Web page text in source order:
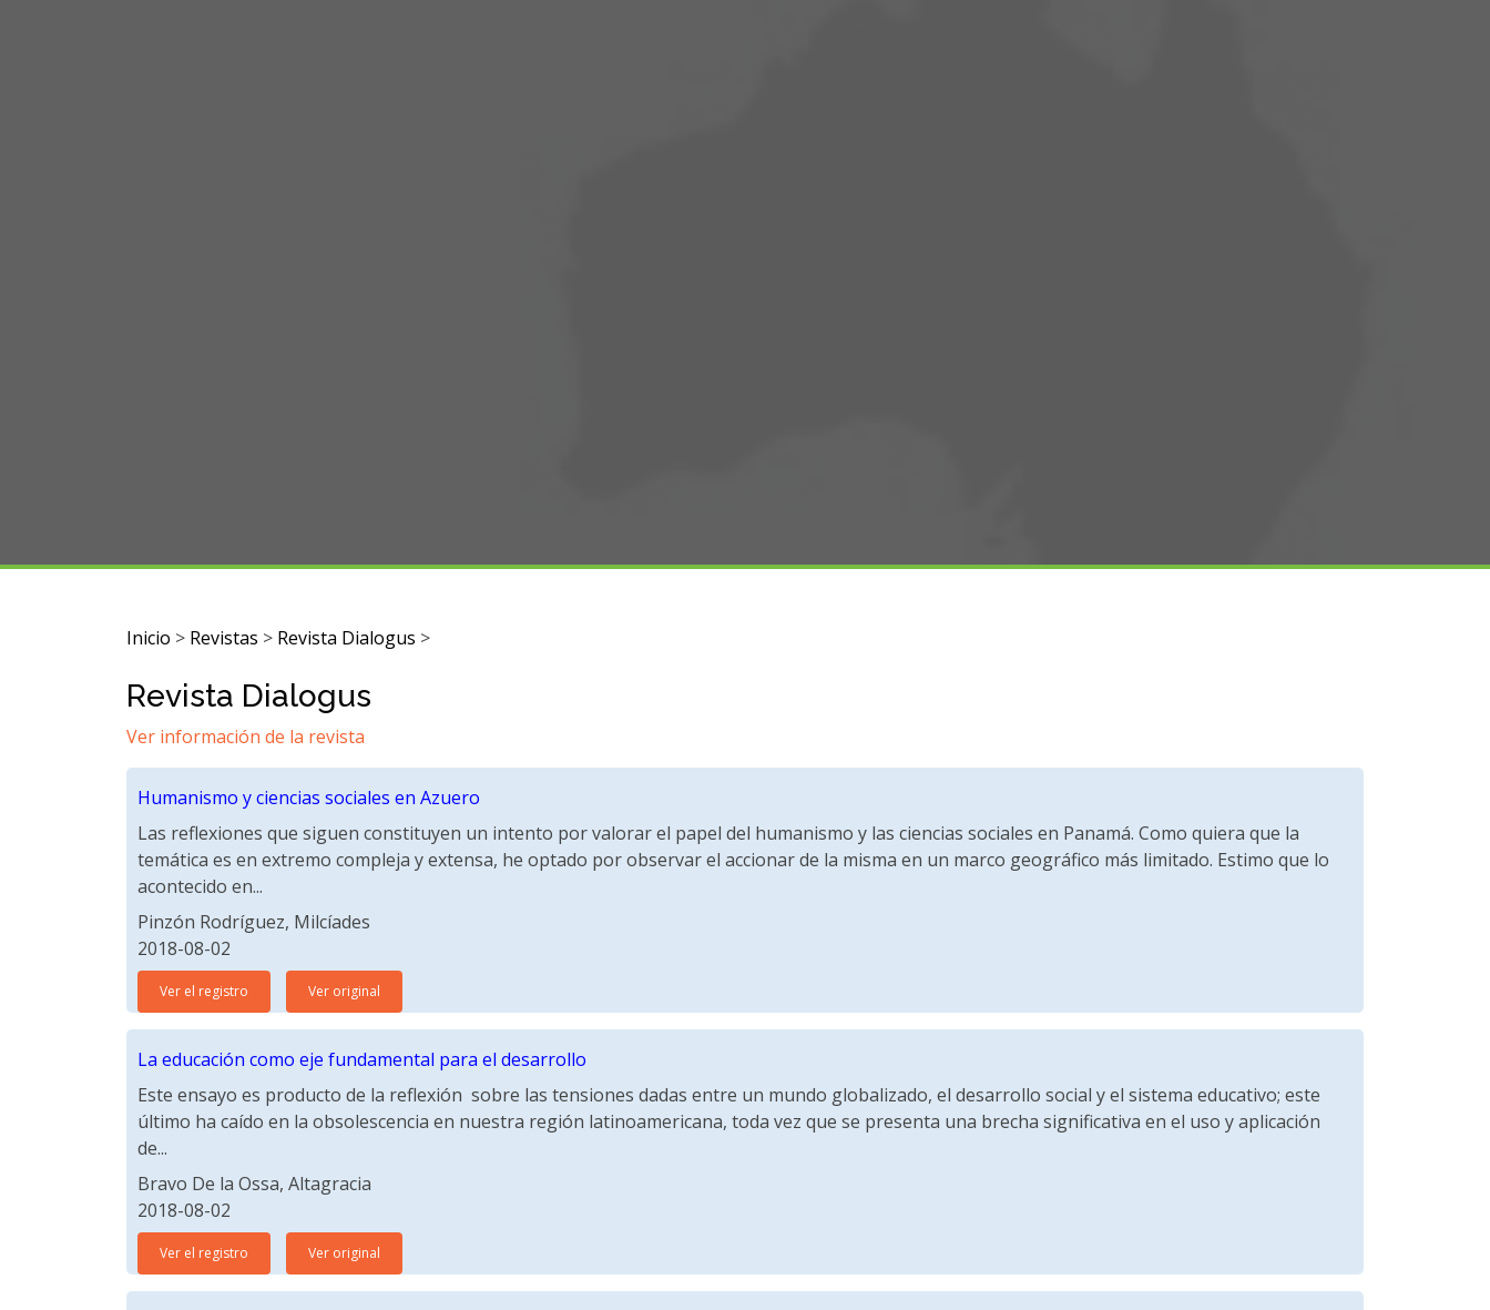
Inicio > Revistas > Revista Dialogus >
Revista Dialogus
Ver información de la revista
Humanismo y ciencias sociales en Azuero
Las reflexiones que siguen constituyen un intento por valorar el papel del humanismo y las ciencias sociales en Panamá. Como quiera que la
temática es en extremo compleja y extensa, he optado por observar el accionar de la misma en un marco geográfico más limitado. Estimo que lo
acontecido en...
Pinzón Rodríguez, Milcíades
2018-08-02
Ver el registro Ver original
La educación como eje fundamental para el desarrollo
Este ensayo es producto de la reflexión sobre las tensiones dadas entre un mundo globalizado, el desarrollo social y el sistema educativo; este
último ha caído en la obsolescencia en nuestra región latinoamericana, toda vez que se presenta una brecha significativa en el uso y aplicación
de...
Bravo De la Ossa, Altagracia
2018-08-02
Ver el registro Ver original